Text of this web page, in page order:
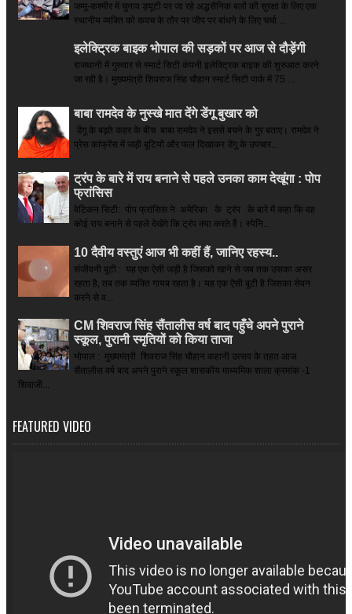
जम्मू-कश्मीर में चुनाव ड्यूटी पर जा रहे अद्धसैनिक बलों की सुरक्षा के लिए एक
स्थानीय व्यक्ति को कवच के तौर पर जीप पर बांधने के लिए चर्चा ...
इलेक्ट्रिक बाइक भोपाल की सड़कों पर आज से दौड़ेंगी
राजधानी में गुरुवार से स्मार्ट सिटी कंपनी इलेक्ट्रिक बाइक की शुरुआत करने
जा रही है। मुख्यमंत्री शिवराज सिंह चौहान स्मार्ट सिटी पार्क में 75 ...
बाबा रामदेव के नुस्खे मात देंगे डेंगू बुखार को
डेंगू के बढ़ते कहर के बीच बाबा रामदेव ने इससे बचने के गुर बताए। रामदेव ने
प्रेस कांफ्रेंस में जड़ी बूटियों और फल दिखाकर डेंगू के उपचार...
ट्रंप के बारे में राय बनाने से पहले उनका काम देखूंगा : पोप
फ्रांसिस
वेटिकन सिटी: पोप फ्रांसिस ने अमेरिका के ट्रंप के बारे में कहा कि वह
कोई राय बनाने से पहले देखेंगे कि ट्रंप क्या करते हैं। स्पेनि...
10 दैवीय वस्तुएं आज भी कहीं हैं, जानिए रहस्य..
संजीवनी बूटी : यह एक ऐसी जड़ी है जिसको खाने से जब तक उसका असर
रहता है, तब तक व्यक्ति गायब रहता है। यह एक ऐसी बूटी है जिसका सेवन
करने से व...
CM शिवराज सिंह सैंतालीस वर्ष बाद पहुँचे अपने पुराने
स्कूल, पुरानी स्मृतियों को किया ताजा
भोपाल : मुख्यमंत्री शिवराज सिंह चौहान कहानी उत्सव के तहत आज
सैंतालीस वर्ष बाद अपने पुराने स्कूल शासकीय माध्यमिक शाला क्रमांक -1
शिवाजी...
FEATURED VIDEO